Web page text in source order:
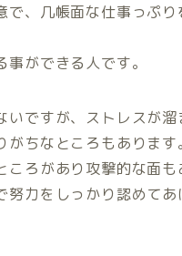
で、几帳面な仕事っぷり
ができる人です。
いですが、ストレスが溜
ちなところもあります。
ころがあり攻撃的な面も
努力をしっかり認めてあ